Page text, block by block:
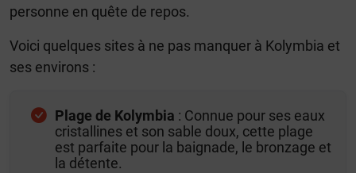
personne en quête de repos.
Voici quelques sites à ne pas manquer à Kolymbia et
ses environs :
Plage de Kolymbia : Connue pour ses eaux
cristallines et son sable doux, cette plage
est parfaite pour la baignade, le bronzage et
la détente.